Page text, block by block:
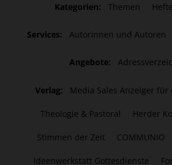
Kategorien: Themen Hefte
Services: Autorinnen und Autoren
Angebote:
Verlag: Media Sales Anzeiger für
Theologie & Pastoral Herder
Stimmen der Zeit COMMUNIO
Ideenwerkstatt Gottesdienste